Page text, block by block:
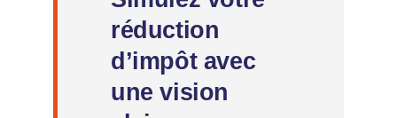
réduction
d’impôt avec
une vision